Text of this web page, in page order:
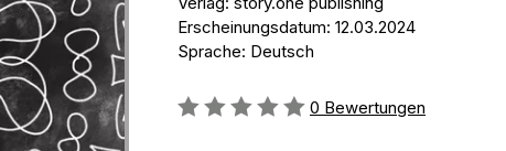
Erscheinungsdatum: 12.03.2024
Sprache: Deutsch
Bewertung::
0 Bewertungen